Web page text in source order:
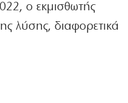
ο εκμισθωτής
λύσης, διαφορετικά